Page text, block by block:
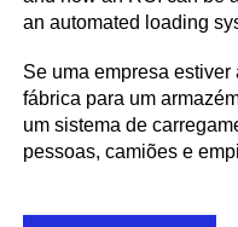
an automated loading
Se uma empresa
fábrica para um
um sistema de
pessoas, camiões e